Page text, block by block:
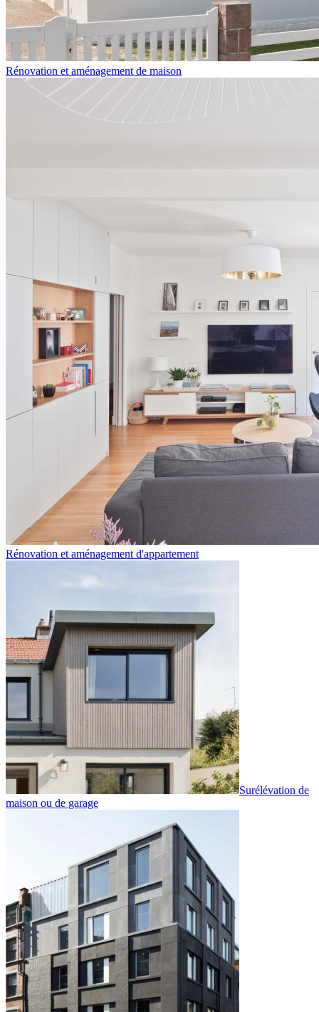
Rénovation et aménagement de maison
Rénovation et aménagement d'appartement
Surélévation de
maison ou de garage